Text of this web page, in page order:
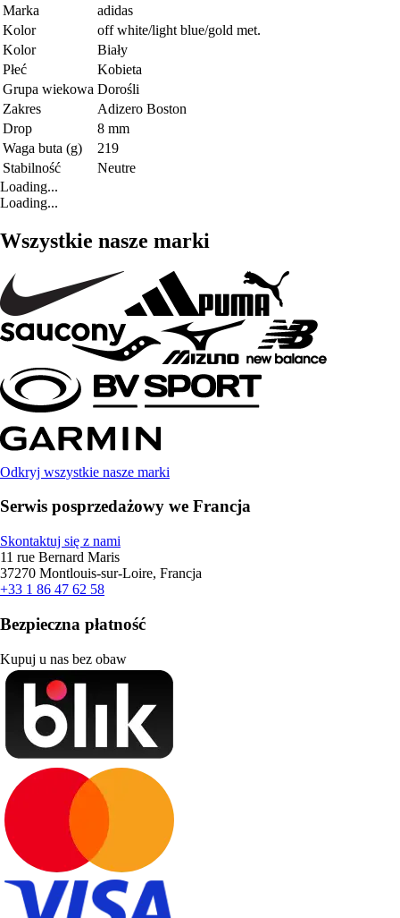
Marka
adidas
Kolor
off white/light blue/gold met.
Kolor
Biały
Płeć
Kobieta
Grupa wiekowa Dorośli
Zakres
Adizero Boston
Drop
8 mm
Waga buta (g)
219
Stabilność
Neutre
Loading...
Loading...
Wszystkie nasze marki
Odkryj wszystkie nasze marki
Serwis posprzedażowy we Francja
Skontaktuj się z nami
11 rue Bernard Maris
37270 Montlouis-sur-Loire, Francja
+33 1 86 47 62 58
Bezpieczna płatność
Kupuj u nas bez obaw